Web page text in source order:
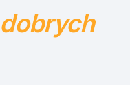
dobrych